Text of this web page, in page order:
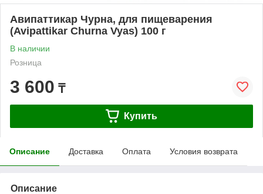
Авипаттикар Чурна, для пищеварения
(Avipattikar Churna Vyas) 100 г
В наличии
Розница
3 600 ₸
Купить
Описание Доставка Оплата Условия возврата
Описание